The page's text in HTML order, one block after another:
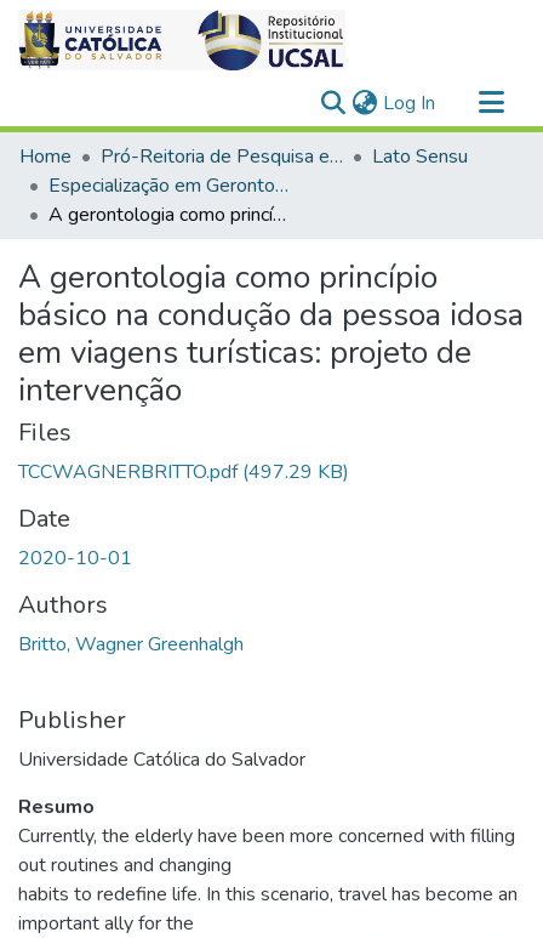
Log In (current)
Communities & Collections
All of DSpace
Statistics
Home Pró-Reitoria de Pesquisa e Pós-Graduação > Stricto Sensu
Lato Sensu
Especialização em Gerontologia
A gerontologia como princípio básico na condução da pessoa idosa em viagens turísticas: projeto de intervenção
A gerontologia como princípio
básico na condução da pessoa idosa
em viagens turísticas: projeto de
intervenção
Files
TCCWAGNERBRITTO.pdf(497.29 KB)
Date
2020-10-01
Authors
Britto, Wagner Greenhalgh
Publisher
Universidade Católica do Salvador
Resumo
Currently, the elderly have been more concerned with filling
out routines and changing
habits to redefine life. In this scenario, travel has become an
important ally for the